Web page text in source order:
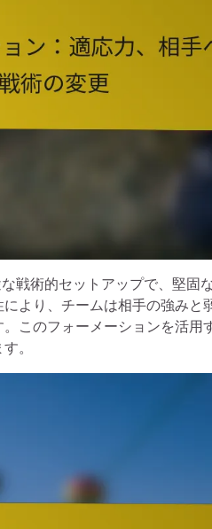
術的セットアップで、堅固
より、チームは相手の強みと
このフォーメーションを活用
。